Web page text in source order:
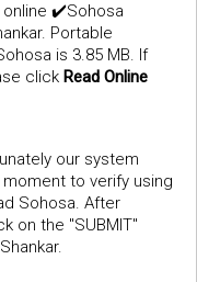
online ✔️Sohosa
Portable
is 3.85 MB. If
click Read Online
our system
to verify using
Sohosa. After
on the "SUBMIT"